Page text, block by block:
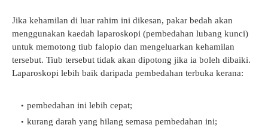
Jika kehamilan di luar rahim ini dikesan, pakar bedah akan
menggunakan kaedah laparoskopi (pembedahan lubang kunci)
untuk memotong tiub falopio dan mengeluarkan kehamilan
tersebut. Tiub tersebut tidak akan dipotong jika ia boleh dibaiki.
Laparoskopi lebih baik daripada pembedahan terbuka kerana:
pembedahan ini lebih cepat;
kurang darah yang hilang semasa pembedahan ini;